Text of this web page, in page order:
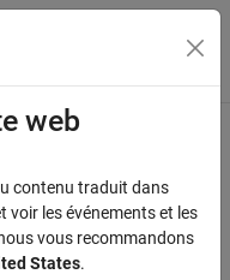
du menu
floating-point tolerance
web
contenu traduit dans
voir les événements et les
vous recommandons
States.